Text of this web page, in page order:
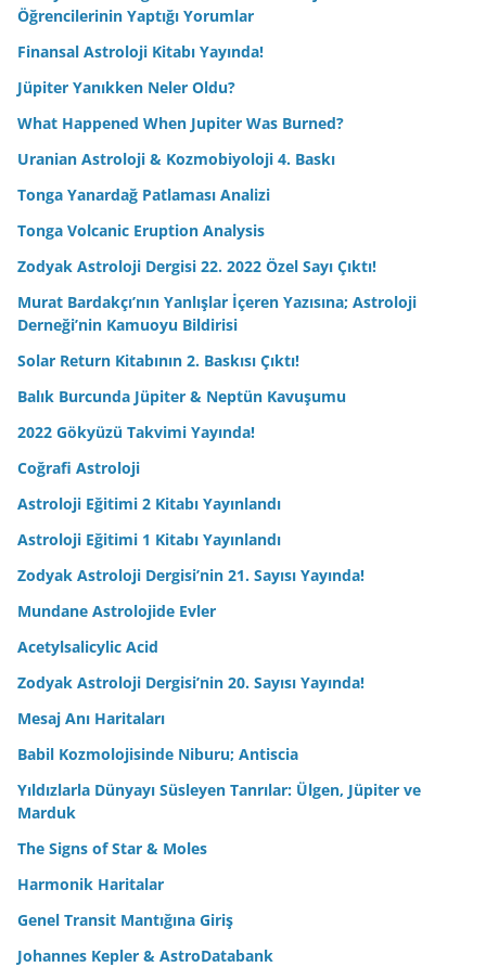
Öğrencilerinin Yaptığı Yorumlar
Finansal Astroloji Kitabı Yayında!
Jüpiter Yanıkken Neler Oldu?
What Happened When Jupiter Was Burned?
Uranian Astroloji & Kozmobiyoloji 4. Baskı
Tonga Yanardağ Patlaması Analizi
Tonga Volcanic Eruption Analysis
Zodyak Astroloji Dergisi 22. 2022 Özel Sayı Çıktı!
Murat Bardakçı’nın Yanlışlar İçeren Yazısına; Astroloji
Derneği’nin Kamuoyu Bildirisi
Solar Return Kitabının 2. Baskısı Çıktı!
Balık Burcunda Jüpiter & Neptün Kavuşumu
2022 Gökyüzü Takvimi Yayında!
Coğrafi Astroloji
Astroloji Eğitimi 2 Kitabı Yayınlandı
Astroloji Eğitimi 1 Kitabı Yayınlandı
Zodyak Astroloji Dergisi’nin 21. Sayısı Yayında!
Mundane Astrolojide Evler
Acetylsalicylic Acid
Zodyak Astroloji Dergisi’nin 20. Sayısı Yayında!
Mesaj Anı Haritaları
Babil Kozmolojisinde Niburu; Antiscia
Yıldızlarla Dünyayı Süsleyen Tanrılar: Ülgen, Jüpiter ve
Marduk
The Signs of Star & Moles
Harmonik Haritalar
Genel Transit Mantığına Giriş
Johannes Kepler & AstroDatabank